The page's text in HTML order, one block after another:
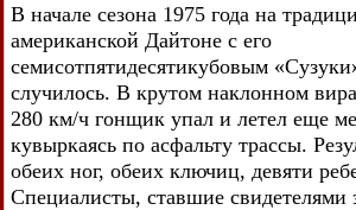
В начале сезона 1975 года на
американской Дайтоне с его
семисотпятидесятикубовым
случилось. В крутом наклонном
280 км/ч гонщик упал и летел еще
кувыркаясь по асфальту трассы.
обеих ног, обеих ключиц, девяти
Специалисты, ставшие свидетелями